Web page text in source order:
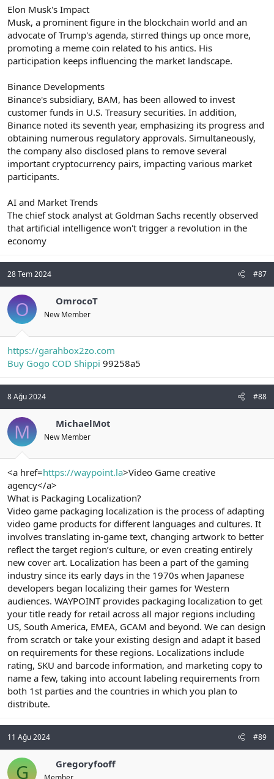
Elon Musk's Impact
Musk, a prominent figure in the blockchain world and an
advocate of Trump's agenda, stirred things up once more,
promoting a meme coin related to his antics. His
participation keeps influencing the market landscape.
Binance Developments
Binance's subsidiary, BAM, has been allowed to invest
customer funds in U.S. Treasury securities. In addition,
Binance noted its seventh year, emphasizing its progress and
obtaining numerous regulatory approvals. Simultaneously,
the company also disclosed plans to remove several
important cryptocurrency pairs, impacting various market
participants.
AI and Market Trends
The chief stock analyst at Goldman Sachs recently observed
that artificial intelligence won't trigger a revolution in the
economy
28 Tem 2024 #87
O OmrocoT
New Member
https://garahbox2zo.com
Buy Gogo COD Shippi 99258a5
8 Ağu 2024 #88
M MichaelMot
New Member
<a href=https://waypoint.la>Video Game creative
agency</a>
What is Packaging Localization?
Video game packaging localization is the process of adapting
video game products for different languages and cultures. It
involves translating in-game text, changing artwork to better
reflect the target region’s culture, or even creating entirely
new cover art. Localization has been a part of the gaming
industry since its early days in the 1970s when Japanese
developers began localizing their games for Western
audiences. WAYPOINT provides packaging localization to get
your title ready for retail across all major regions including
US, South America, EMEA, GCAM and beyond. We can design
from scratch or take your existing design and adapt it based
on requirements for these regions. Localizations include
rating, SKU and barcode information, and marketing copy to
name a few, taking into account labeling requirements from
both 1st parties and the countries in which you plan to
distribute.
11 Ağu 2024 #89
G Gregoryfooff